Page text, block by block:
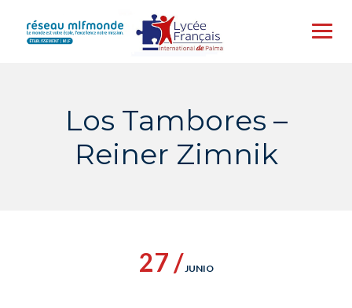
content
Los Tambores –
Reiner Zimnik
27 /JUNIO